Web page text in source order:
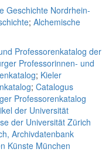
Geschichte Nordrhein-
; Alchemische
Professorenkatalog der
Professorinnen- und
; Kieler
; Catalogus
Professorenkatalog
der Universität
der Universität Zürich
Archivdatenbank
Künste München